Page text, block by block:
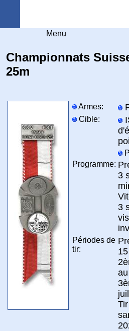
Menu
Championnats
25m
Armes:
Cible:
Programme:
3
3
Périodes de
tir: